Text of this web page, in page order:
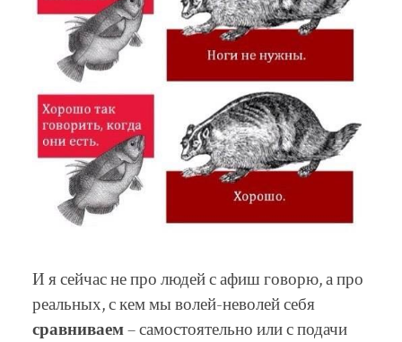
И я сейчас не про людей с афиш говорю, а про
реальных, с кем мы волей-неволей себя
сравниваем– самостоятельно или с подачи